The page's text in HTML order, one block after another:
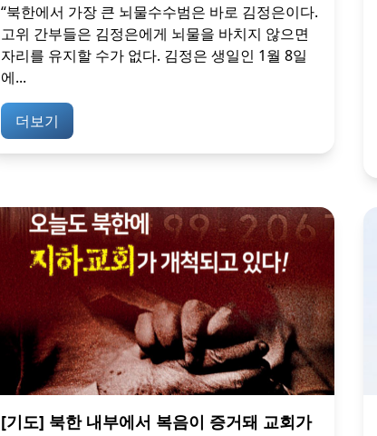
“북한에서 가장 큰 뇌물수수범은 바로 김정은이다.
고위 간부들은 김정은에게 뇌물을 바치지 않으면
자리를 유지할 수가 없다. 김정은 생일인 1월 8일
에...
더보기
[기도] 북한 내부에서 복음이 증거돼 교회가